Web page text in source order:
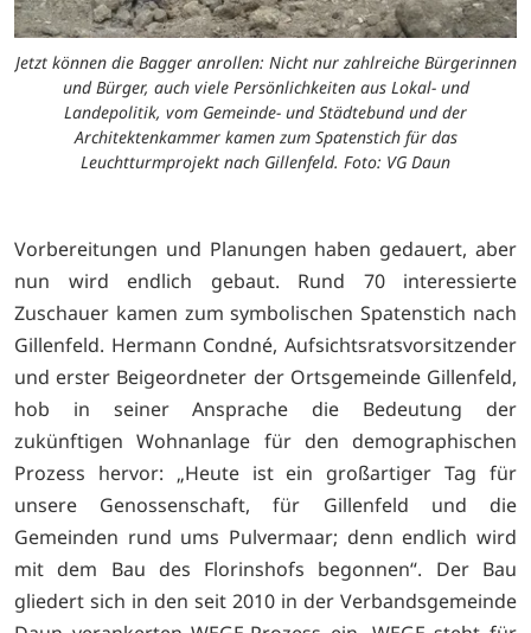
Jetzt können die Bagger anrollen: Nicht nur zahlreiche Bürgerinnen
und Bürger, auch viele Persönlichkeiten aus Lokal- und
Landepolitik, vom Gemeinde- und Städtebund und der
Architektenkammer kamen zum Spatenstich für das
Leuchtturmprojekt nach Gillenfeld. Foto: VG Daun
Vorbereitungen und Planungen haben gedauert, aber
nun wird endlich gebaut. Rund 70 interessierte
Zuschauer kamen zum symbolischen Spatenstich nach
Gillenfeld. Hermann Condné, Aufsichtsratsvorsitzender
und erster Beigeordneter der Ortsgemeinde Gillenfeld,
hob in seiner Ansprache die Bedeutung der
zukünftigen Wohnanlage für den demographischen
Prozess hervor: „Heute ist ein großartiger Tag für
unsere Genossenschaft, für Gillenfeld und die
Gemeinden rund ums Pulvermaar; denn endlich wird
mit dem Bau des Florinshofs begonnen“. Der Bau
gliedert sich in den seit 2010 in der Verbandsgemeinde